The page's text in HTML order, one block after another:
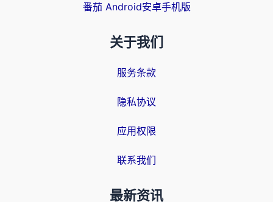
番茄 Android安卓手机版
关于我们
服务条款
隐私协议
应用权限
联系我们
最新资讯